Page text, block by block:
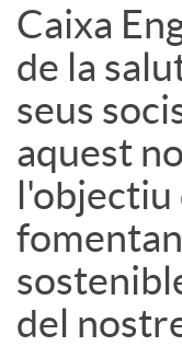
Caixa
de la
seus
aquest
l'objectiu
del